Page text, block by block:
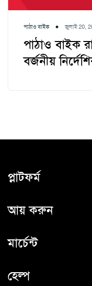
পাঠাও বাইক জুলাই 20,
পাঠাও বাইক
বর্জনীয়
প্লাটফর্ম
আয় করুন
মার্চেন্ট
হেল্প